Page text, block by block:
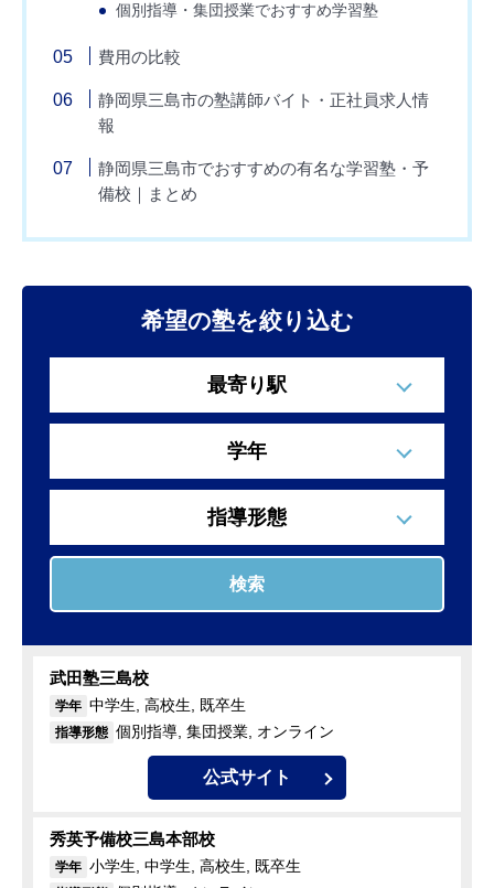
個別指導・集団授業でおすすめ学習塾
費用の比較
静岡県三島市の塾講師バイト・正社員求人情
報
静岡県三島市でおすすめの有名な学習塾・予
備校｜まとめ
希望の塾を絞り込む
最寄り駅
学年
指導形態
検索
武田塾三島校
学年 中学生, 高校生, 既卒生
指導形態 個別指導, 集団授業, オンライン
公式サイト
秀英予備校三島本部校
学年 小学生, 中学生, 高校生, 既卒生